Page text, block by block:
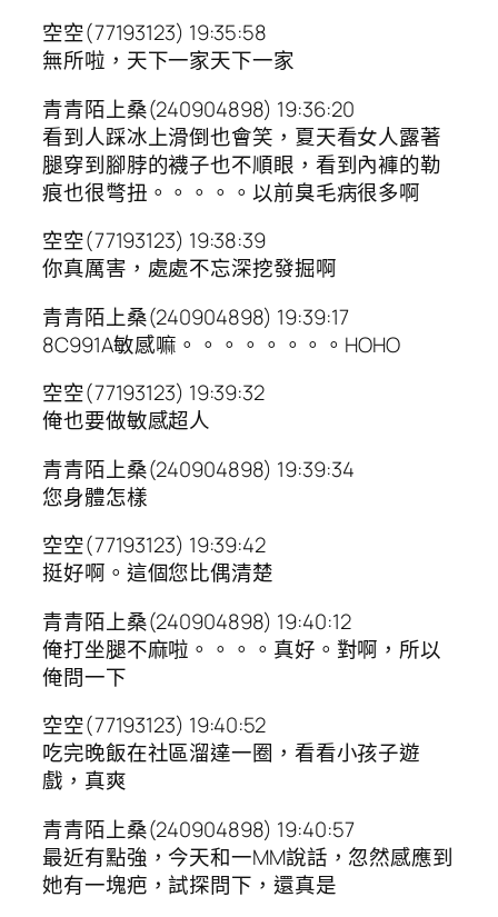
空空(77193123) 19:35:58
無所啦，天下一家天下一家
青青陌上桑(240904898) 19:36:20
看到人踩冰上滑倒也會笑，夏天看女人露著
腿穿到腳脖的襪子也不順眼，看到內褲的勒
痕也很彆扭。。。。。以前臭毛病很多啊
空空(77193123) 19:38:39
你真厲害，處處不忘深挖發掘啊
青青陌上桑(240904898) 19:39:17
8C991A敏感嘛。。。。。。。。HOHO
空空(77193123) 19:39:32
俺也要做敏感超人
青青陌上桑(240904898) 19:39:34
您身體怎樣
空空(77193123) 19:39:42
挺好啊。這個您比偶清楚
青青陌上桑(240904898) 19:40:12
俺打坐腿不麻啦。。。。真好。對啊，所以
俺問一下
空空(77193123) 19:40:52
吃完晚飯在社區溜達一圈，看看小孩子遊
戲，真爽
青青陌上桑(240904898) 19:40:57
最近有點強，今天和一MM說話，忽然感應到
她有一塊疤，試探問下，還真是